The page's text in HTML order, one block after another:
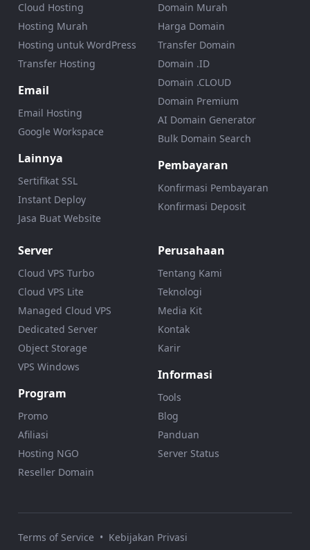
Cloud Hosting
Hosting Murah
Hosting untuk WordPress
Transfer Hosting
Email
Email Hosting
Google Workspace
Lainnya
Sertifikat SSL
Instant Deploy
Jasa Buat Website
Domain Murah
Harga Domain
Transfer Domain
Domain .ID
Domain .CLOUD
Domain Premium
AI Domain Generator
Bulk Domain Search
Pembayaran
Konfirmasi Pembayaran
Konfirmasi Deposit
Server
Cloud VPS Turbo
Cloud VPS Lite
Managed Cloud VPS
Dedicated Server
Object Storage
VPS Windows
Program
Promo
Afiliasi
Hosting NGO
Reseller Domain
Perusahaan
Tentang Kami
Teknologi
Media Kit
Kontak
Karir
Informasi
Tools
Blog
Panduan
Server Status
Terms of Service • Kebijakan Privasi